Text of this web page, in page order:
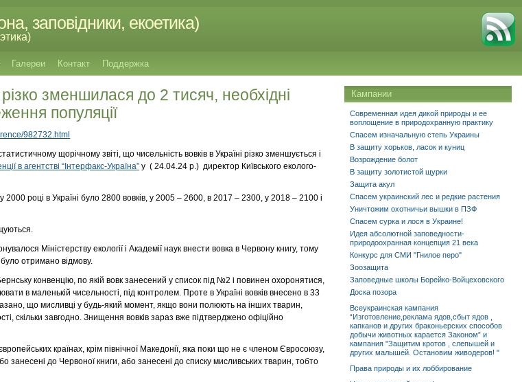
заповідники, екоетика)
Галереи Контакт Поддержка
різко зменшилася до 2 тисяч, необхідні
популяції
982732.html
щорічному звіті, що чисельність вовків в Україні різко зменшується і
в агентстві “Інтерфакс-Україна” у ( 24.04.24 р.) директор Київського еколого-
році в Україні було 2800 вовків, у 2005 – 2600, в 2017 – 2300, у 2018 – 2100 і
Міністерству екології і Академії наук внести вовка в Червону книгу, тому
отримано відмову.
конвенцію, по якій вовк занесений у список під №2 і повинен охоронятися,
в маленькій чисельності, під контролем. Проте в Україні вовків внесено в 33
що мисливці у будь-який момент, якщо вони полюють на інших тварин,
скільки завгодно. Знищення вовків зараз вже підтверджено офіційно
країнах, крім північної Македонії, яка поки що не є членом Євросоюзу,
занесені до Червоної книги, або занесені до списку мисливських тварин, тобто
Кампании
Современная идея дикой природы и ее
воплощение в природохранную практику
Спасем изначальную степь Украины
В защиту хорьков, ласок и куниц
Возрождение болот
В защиту золотистой щурки
Защита акул
Спасем украинский лес и редкие растения
Уничтожим охотничьи вышки в ПЗФ
Спасем сурка и лося в Украине!
Идея абсолютной заповедности-
природоохранная концепция 21 века
Конкурс для СМИ "Гнилое перо"
Зоозащита
Заповедные школы Борейко-Войцеховского
Доска позора
Всеукраинская кампания
“Изготовление,реклама ядов,сбыт ядов ,
капканов и других браконьерских способов
добычи животных карается Законом” и
кампания "Защитим кротов , слепышей и
других малышей. Остановим живодеров! "
Права природы и их лоббирование